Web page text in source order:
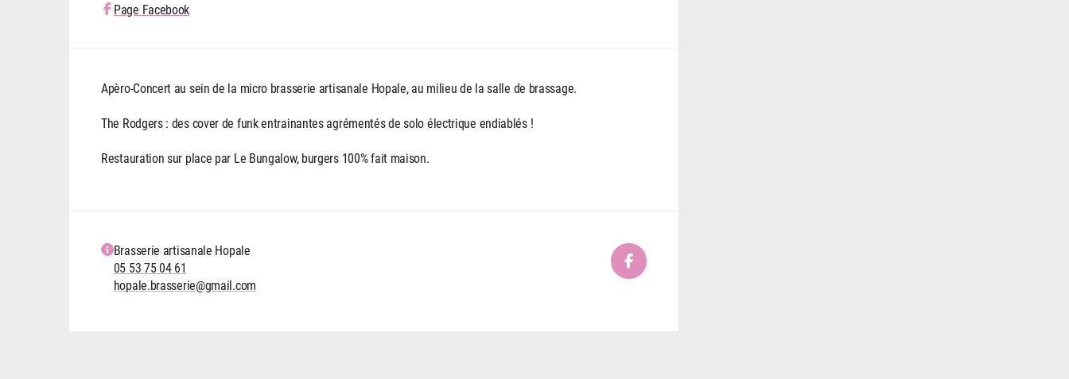
Page Facebook
Apèro-Concert au sein de la micro brasserie artisanale Hopale, au milieu de la salle de brassage.
The Rodgers : des cover de funk entrainantes agrémentés de solo électrique endiablés !
Restauration sur place par Le Bungalow, burgers 100% fait maison.
Brasserie artisanale Hopale
05 53 75 04 61
hopale.brasserie@gmail.com